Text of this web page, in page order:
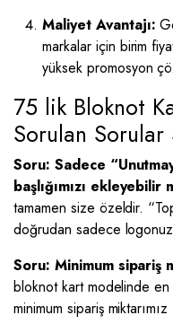
Maliyet Avantajı:
markalar için birim
yüksek promosyon
75 lik Bloknot
Sorulan Sorular
Soru: Sadece
başlığımızı ekleyebilir
tamamen size özeldir.
doğrudan sadece
Soru: Minimum sipariş
bloknot kart modelinde en
minimum sipariş